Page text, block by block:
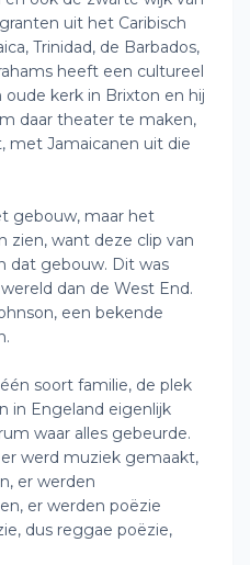
uit het Caribisch
Trinidad, de Barbados,
heeft een cultureel
kerk in Brixton en hij
daar theater te maken,
met Jamaicanen uit die
gebouw, maar het
zien, want deze clip van
dat gebouw. Dit was
dan de West End.
een bekende
soort familie, de plek
in Engeland eigenlijk
waar alles gebeurde.
werd muziek gemaakt,
er werden
er werden poëzie
dus reggae poëzie,